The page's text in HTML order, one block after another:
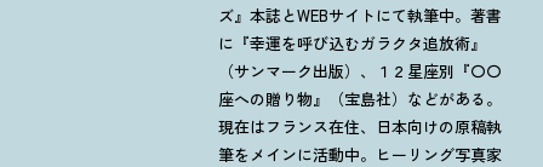
ズ』本誌とWEBサイトにて執筆中。著書
に『幸運を呼び込むガラクタ追放術』
（サンマーク出版）、１２星座別『〇〇
座への贈り物』（宝島社）などがある。
現在はフランス在住、日本向けの原稿執
筆をメインに活動中。ヒーリング写真家